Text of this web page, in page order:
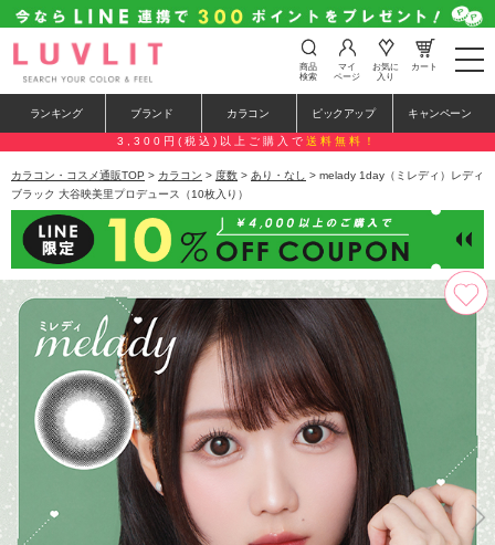
t
o
e
n
a
a
i
o
n
商品
検索
マイ
ページ
お気に
入り
カート
ランキング ブランド カラコン ピックアップ キャンペーン
3,300円(税込)以上ご購入で 送料無料！
カラコン・コスメ通販TOP > カラコン > 度数 > あり・なし
> melady 1day（ミレディ）レディ
ブラック 大谷映美里プロデュース（10枚入り）